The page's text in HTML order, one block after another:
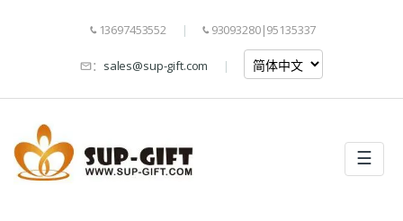
13697453552 93093280|95135337
： sales@sup-gift.com
☰